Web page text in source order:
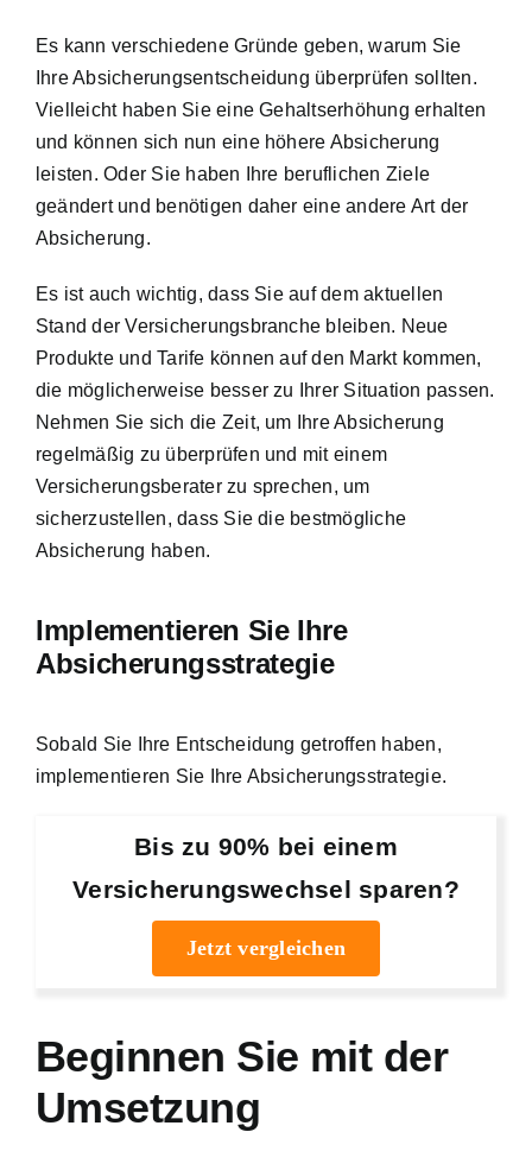
Es kann verschiedene Gründe geben, warum Sie
Ihre Absicherungsentscheidung überprüfen sollten.
Vielleicht haben Sie eine Gehaltserhöhung erhalten
und können sich nun eine höhere Absicherung
leisten. Oder Sie haben Ihre beruflichen Ziele
geändert und benötigen daher eine andere Art der
Absicherung.
Es ist auch wichtig, dass Sie auf dem aktuellen
Stand der Versicherungsbranche bleiben. Neue
Produkte und Tarife können auf den Markt kommen,
die möglicherweise besser zu Ihrer Situation passen.
Nehmen Sie sich die Zeit, um Ihre Absicherung
regelmäßig zu überprüfen und mit einem
Versicherungsberater zu sprechen, um
sicherzustellen, dass Sie die bestmögliche
Absicherung haben.
Implementieren Sie Ihre
Absicherungsstrategie
Sobald Sie Ihre Entscheidung getroffen haben,
implementieren Sie Ihre Absicherungsstrategie.
Bis zu 90% bei einem
Versicherungswechsel sparen?
Jetzt vergleichen
Beginnen Sie mit der
Umsetzung